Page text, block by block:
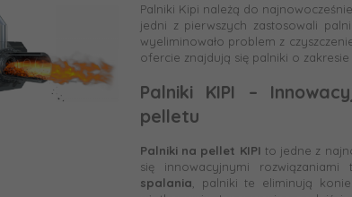
Palniki Kipi należą do
jedni z pierwszych zastosowali
wyeliminowało problem z
ofercie znajdują się palniki o
Palniki KIPI –
pelletu
Palniki na pellet KIPI to jedne z
się innowacyjnymi rozwiązaniami
spalania , palniki te eliminują